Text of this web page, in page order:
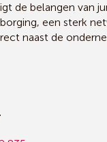
de belangen van
een sterk
naast de